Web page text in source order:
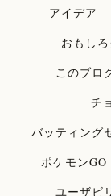
アイデア
おもし
このブロ
チ
バッティング
ポケモンGO
ユーザビ